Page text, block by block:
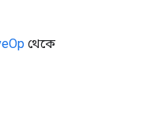
থেকে